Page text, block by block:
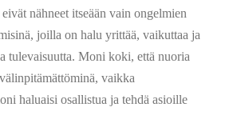
nähneet itseään vain ongelmien
joilla on halu yrittää, vaikuttaa ja
tulevaisuutta. Moni koki, että nuoria
vaikka
haluaisi osallistua ja tehdä asioille